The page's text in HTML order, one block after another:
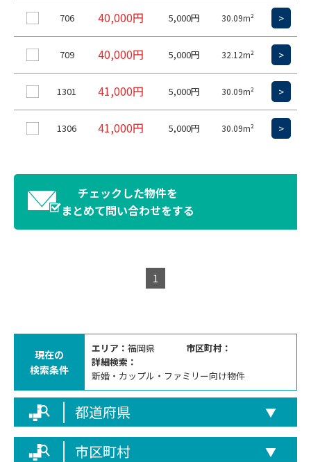
706 40,000円 5,000円 30.09m² >
709 40,000円 5,000円 32.12m² >
1301 41,000円 5,000円 30.09m² >
1306 41,000円 5,000円 30.09m² >
チェックした物件を
まとめて問い合わせをする
1
現在の
検索条件
エリア： 福岡県
市区町村：
詳細検索：
新婚・カップル・ファミリー向け物件
都道府県 ▼
市区町村 ▼